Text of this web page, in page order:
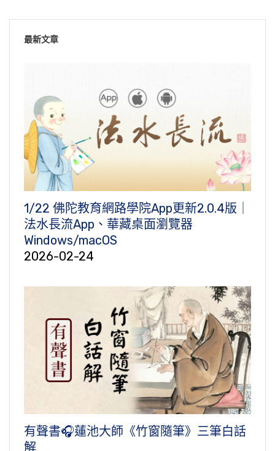
最新文章
1/22 佛陀教育網路學院App更新2.0.4版｜
法水長流App、華藏桌面瀏覽器
Windows/macOS
2026-02-24
有聲書🎧蓮池大師《竹窗隨筆》三筆白話
解